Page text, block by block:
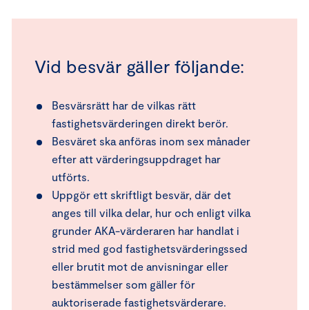
Vid besvär gäller följande:
Besvärsrätt har de vilkas rätt
fastighetsvärderingen direkt berör.
Besväret ska anföras inom sex månader
efter att värderingsuppdraget har
utförts.
Uppgör ett skriftligt besvär, där det
anges till vilka delar, hur och enligt vilka
grunder AKA-värderaren har handlat i
strid med god fastighetsvärderingssed
eller brutit mot de anvisningar eller
bestämmelser som gäller för
auktoriserade fastighetsvärderare.